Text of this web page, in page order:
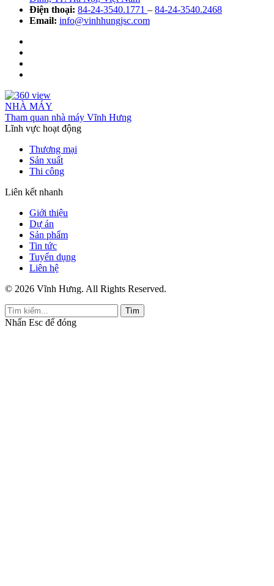
Điện thoại: 84-24-3540.1771 – 84-24-3540.2468
Email: info@vinhhungjsc.com
NHÀ MÁY
Tham quan nhà máy Vĩnh Hưng
Lĩnh vực hoạt động
Thương mại
Sản xuất
Thi công
Liên kết nhanh
Giới thiệu
Dự án
Sản phẩm
Tin tức
Tuyển dụng
Liên hệ
© 2026 Vĩnh Hưng. All Rights Reserved.
Tìm
Nhấn Esc để đóng